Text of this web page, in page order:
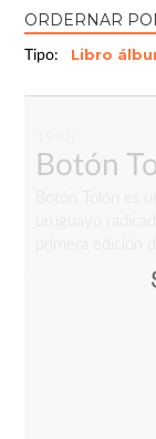
ORDERNAR
Tipo: Libro
Botón
Botón Tolón es
uruguayo
primera edición